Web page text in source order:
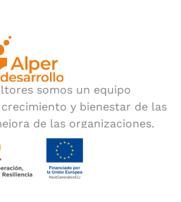
somos un equipo
y bienestar de las
de las organizaciones.